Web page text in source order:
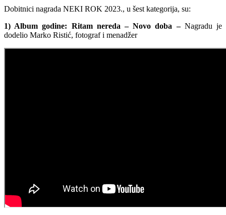
Dobitnici nagrada NEKI ROK 2023., u šest kategorija, su:
1) Album godine: Ritam nereda – Novo doba – Nagradu je
dodelio Marko Ristić, fotograf i menadžer